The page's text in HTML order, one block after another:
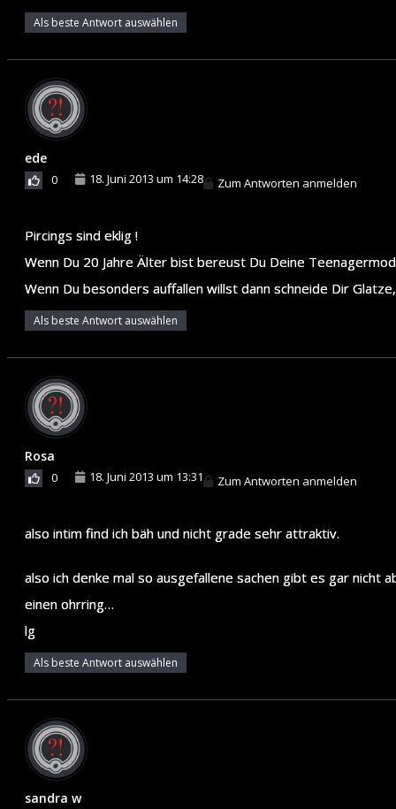
Als beste Antwort auswählen
ede
0 18. Juni 2013 um 14:28 Zum Antworten anmelden
Pircings sind eklig !
Wenn Du 20 Jahre Älter bist bereust Du Deine
Wenn Du besonders auffallen willst dann schneide Dir
Als beste Antwort auswählen
Rosa
0 18. Juni 2013 um 13:31 Zum Antworten anmelden
also intim find ich bäh und nicht grade sehr attraktiv.
also ich denke mal so ausgefallene sachen gibt es gar nicht
einen ohrring…
lg
Als beste Antwort auswählen
sandra w